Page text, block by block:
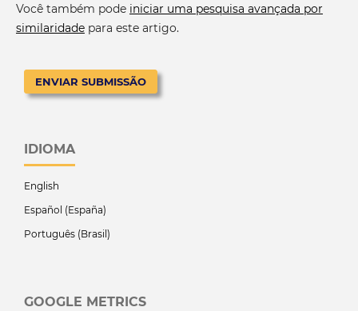
Você também pode iniciar uma pesquisa avançada por
similaridadepara este artigo.
ENVIAR SUBMISSÃO
IDIOMA
English
Español (España)
Português (Brasil)
GOOGLE METRICS